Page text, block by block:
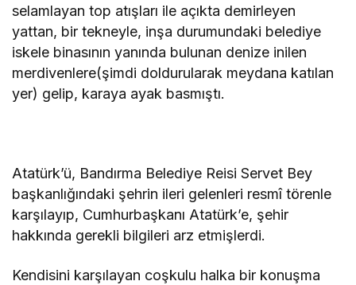
selamlayan top atışları ile açıkta demirleyen
yattan, bir tekneyle, inşa durumundaki belediye
iskele binasının yanında bulunan denize inilen
merdivenlere(şimdi doldurularak meydana katılan
yer) gelip, karaya ayak basmıştı.
Atatürk’ü, Bandırma Belediye Reisi Servet Bey
başkanlığındaki şehrin ileri gelenleri resmî törenle
karşılayıp, Cumhurbaşkanı Atatürk’e, şehir
hakkında gerekli bilgileri arz etmişlerdi.
Kendisini karşılayan coşkulu halka bir konuşma